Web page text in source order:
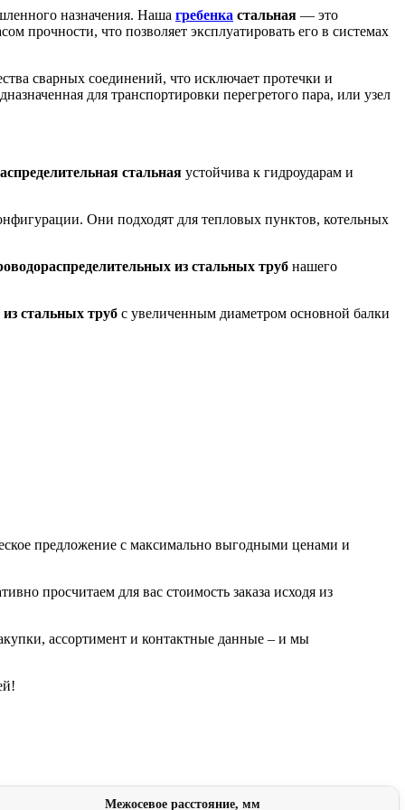
назначения. Наша гребенка стальная — это
прочности, что позволяет эксплуатировать его в системах
сварных соединений, что исключает протечки и
для транспортировки перегретого пара, или узел
стальная устойчива к гидроударам и
Они подходят для тепловых пунктов, котельных
из стальных труб нашего
из стальных труб с увеличенным диаметром основной балки
предложение с максимально выгодными ценами и
просчитаем для вас стоимость заказа исходя из
ассортимент и контактные данные – и мы
Межосевое расстояние, мм